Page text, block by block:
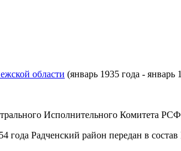
области (январь 1935 года - январь
Исполнительного Комитета
года Радченский район передан в